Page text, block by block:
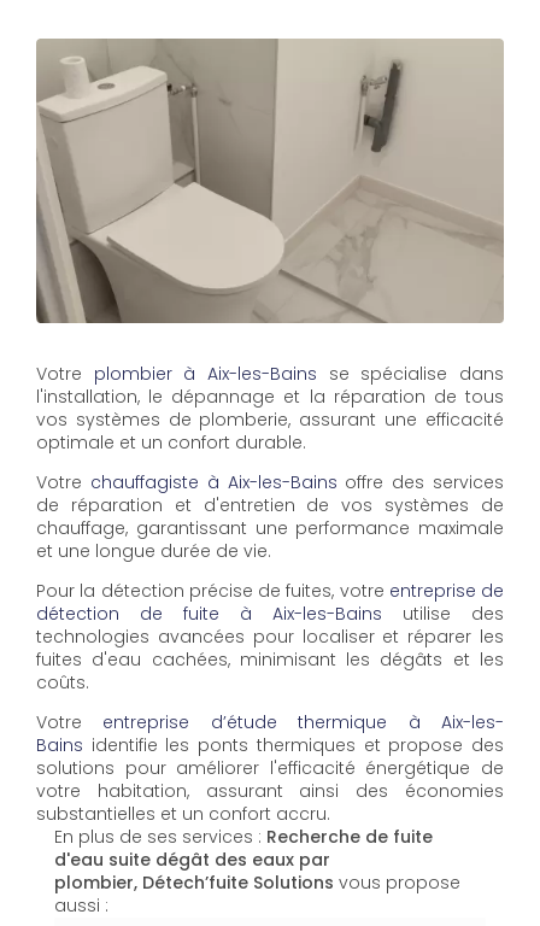
Votre plombier à Aix-les-Bains se spécialise dans
l'installation, le dépannage et la réparation de tous
vos systèmes de plomberie, assurant une efficacité
optimale et un confort durable.
Votre chauffagiste à Aix-les-Bains offre des services
de réparation et d'entretien de vos systèmes de
chauffage, garantissant une performance maximale
et une longue durée de vie.
Pour la détection précise de fuites, votre entreprise de
détection de fuite à Aix-les-Bains utilise des
technologies avancées pour localiser et réparer les
fuites d'eau cachées, minimisant les dégâts et les
coûts.
Votre entreprise d’étude thermique à Aix-les-
Bains identifie les ponts thermiques et propose des
solutions pour améliorer l'efficacité énergétique de
votre habitation, assurant ainsi des économies
substantielles et un confort accru.
En plus de ses services : Recherche de fuite
d'eau suite dégât des eaux par
plombier, Détech’fuite Solutions vous propose
aussi :